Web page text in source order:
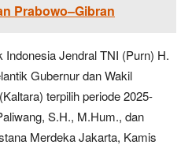
Prabowo–Gibran
Indonesia Jendral TNI (Purn) H.
Gubernur dan Wakil
terpilih periode 2025-
S.H., M.Hum., dan
Merdeka Jakarta, Kamis